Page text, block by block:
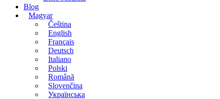
Blog
Magyar
Čeština
English
Français
Deutsch
Italiano
Polski
Română
Slovenčina
Українська